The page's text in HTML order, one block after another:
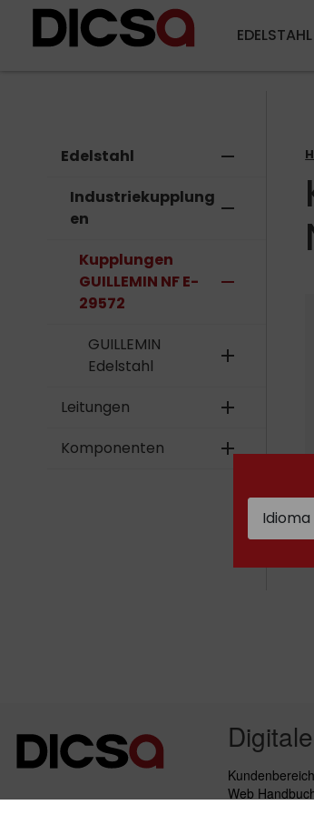
EDELSTAHL
Edelstahl remove
Industriekupplung
en
remove
Kupplungen
GUILLEMIN NF E-
29572
remove
GUILLEMIN
Edelstahl
add
Leitungen add
Komponenten add
Kundenbereich
Web